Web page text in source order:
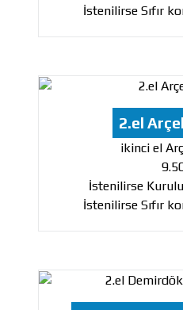
İstenilirse Sıfır
2.el
ikinci el
İstenilirse
İstenilirse Sıfır